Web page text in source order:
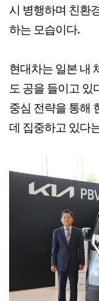
시 병행하며 친환
하는 모습이다.
현대차는 일본 내
도 공을 들이고 있
중심 전략을 통해
데 집중하고 있다